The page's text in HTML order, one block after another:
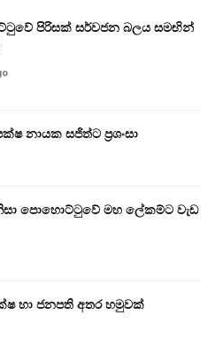
පිරිසක් සර්වජන බලය සමඟින්
නායක සජිත්ට ප්‍රශංසා
පොහොට්ටුවේ මහ ලේකම්ට වැඩ
හා ජනපති අතර හමුවක්